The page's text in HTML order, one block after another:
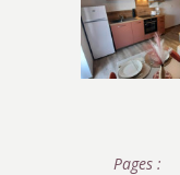
Pages :